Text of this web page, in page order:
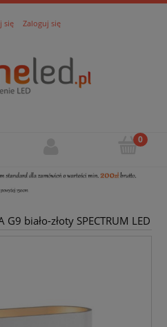
się Zaloguj się
biało-złoty SPECTRUM LED